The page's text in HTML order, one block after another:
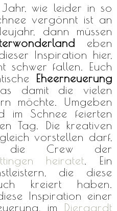
wie leider in so
vergönnt ist an
dann müssen
eben
Inspiration hier,
schwer fallen. Euch
Eheerneuerung
damit die vielen
möchte. Umgeben
im Schnee feierten
Tag. Die kreativen
vorstellen darf,
die Crew der
heiratet. Ein
die diese
kreiert haben.
Inspiration einer
im Diergardt